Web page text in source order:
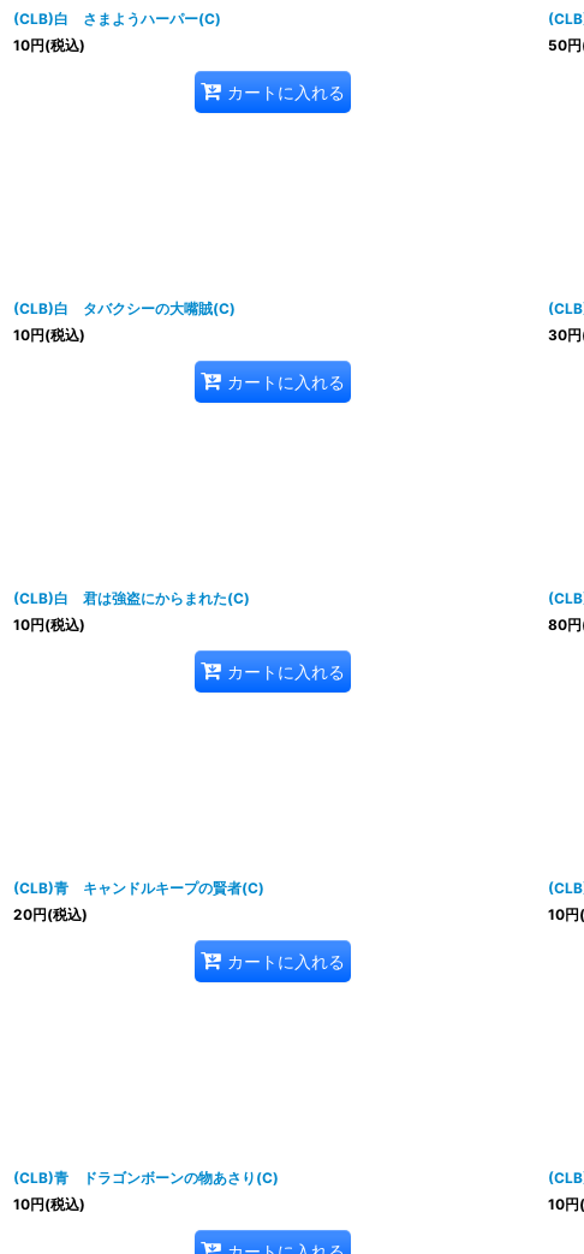
(CLB)白 さまようハーパー(C)
10円(税込)
カートに入れる
50円
(CLB)白 タバクシーの大嘴賊(C)
10円(税込)
カートに入れる
30円
(CLB)白 君は強盗にからまれた(C)
10円(税込)
カートに入れる
80円
(CLB)青 キャンドルキープの賢者(C)
20円(税込)
カートに入れる
10円
(CLB)青 ドラゴンボーンの物あさり(C)
10円(税込)
10円